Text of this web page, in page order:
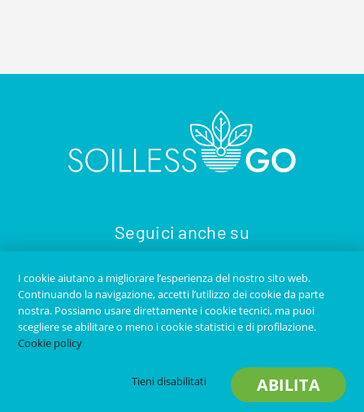
Seguici anche su
- Tutti i diritti riservati -
-Credits
I cookie aiutano a migliorare l’esperienza del nostro sito web.
Continuando la navigazione, accetti l’utilizzo dei cookie da parte
nostra. Possiamo usare direttamente i cookie tecnici, ma puoi
scegliere se abilitare o meno i cookie statistici e di profilazione.
Cookie policy
ABILITA
Tieni disabilitati